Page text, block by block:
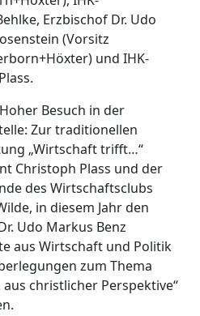
Erzbischof Dr. Udo
(Vorsitz
und IHK-
Besuch in der
Zur traditionellen
„Wirtschaft trifft…“
Christoph Plass und der
des Wirtschaftsclubs
in diesem Jahr den
Udo Markus Benz
aus Wirtschaft und Politik
zum Thema
christlicher Perspektive“